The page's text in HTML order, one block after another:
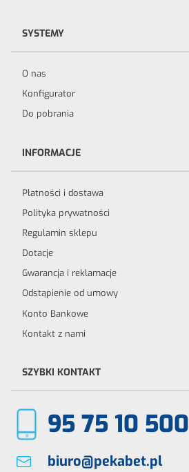
SYSTEMY
O nas
Konfigurator
Do pobrania
INFORMACJE
Płatności i dostawa
Polityka prywatności
Regulamin sklepu
Dotacje
Gwarancja i reklamacje
Odstąpienie od umowy
Konto Bankowe
Kontakt z nami
SZYBKI KONTAKT
95 75 10 500
biuro@pekabet.pl